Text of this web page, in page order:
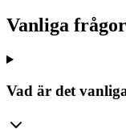
Vanliga
Vad är det